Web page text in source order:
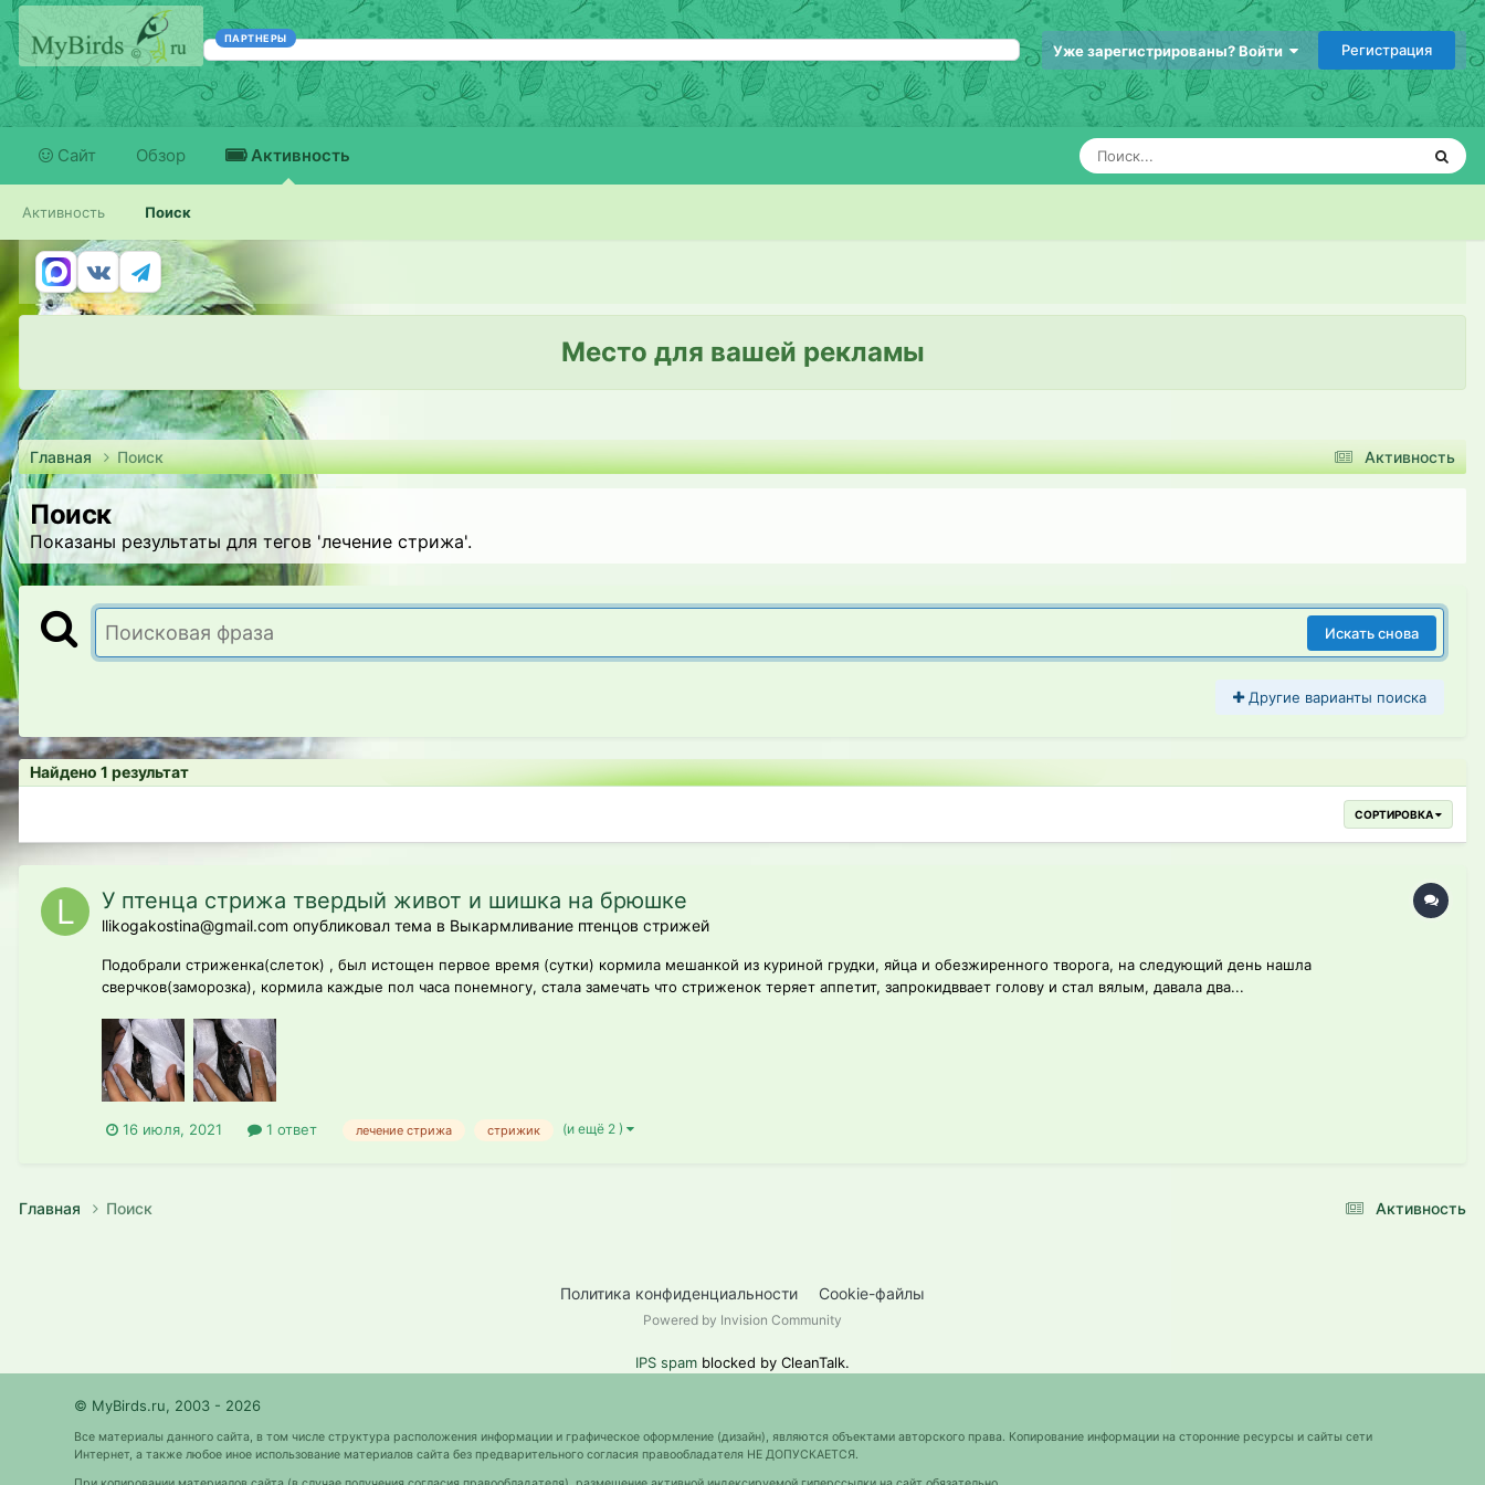
ПАРТНЕРЫ
Уже зарегистрированы? Войти Регистрация
Сайт Обзор Активность
Активность Поиск
Место для вашей рекламы
Активность
Главная Поиск
Поиск
Показаны результаты для тегов 'лечение стрижа'.
Искать снова
Другие варианты поиска
Найдено 1 результат
СОРТИРОВКА
У птенца стрижа твердый живот и шишка на брюшке
llikogakostina@gmail.com опубликовал тема в Выкармливание птенцов стрижей
Подобрали стриженка(слеток) , был истощен первое время (сутки) кормила мешанкой из куриной грудки, яйца и обезжиренного творога, на следующий день нашла
сверчков(заморозка), кормила каждые пол часа понемногу, стала замечать что стриженок теряет аппетит, запрокидввает голову и стал вялым, давала два...
16 июля, 2021 1 ответ лечение стрижа стрижик (и ещё 2 )
Активность
Главная Поиск
Политика конфиденциальности Cookie-файлы
Powered by Invision Community
IPS spam blocked by CleanTalk.
© MyBirds.ru, 2003 - 2026
Все материалы данного сайта, в том числе структура расположения информации и графическое оформление (дизайн), являются объектами авторского права. Копирование информации на сторонние ресурсы и сайты сети
Интернет, а также любое иное использование материалов сайта без предварительного согласия правообладателя НЕ ДОПУСКАЕТСЯ.